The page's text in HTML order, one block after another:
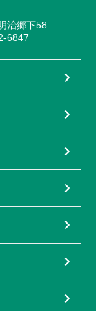
治郷下58
6847